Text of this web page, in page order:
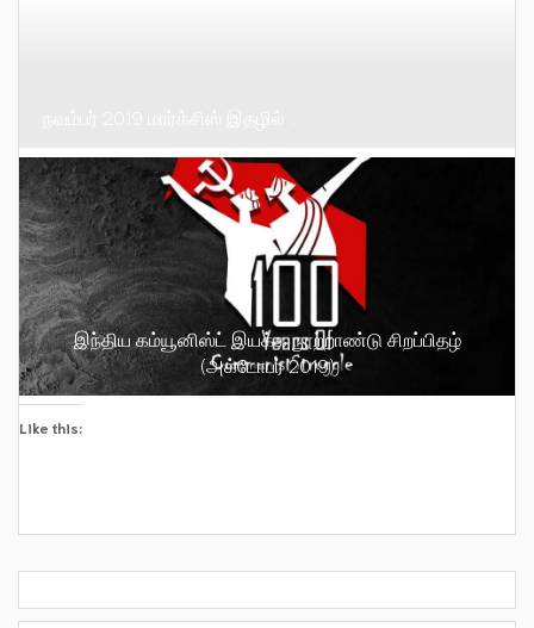
இந்திய கம்யூனிஸ்ட் இயக்க நூற்றாண்டு சிறப்பிதழ்
(அக்டோபர் 2019)
Like this: